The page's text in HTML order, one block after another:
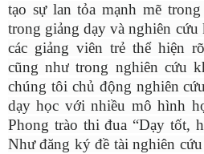
tạo sự lan tỏa mạnh mẽ
trong giảng dạy và nghiên
các giảng viên trẻ thể hiện
cũngnhư trong nghiên cứu
chúng tôi chủ động nghiên
dạy học với nhiều mô hình
Phong trào thi đua “Dạy tốt,
Như đăng ký đề tài nghiên